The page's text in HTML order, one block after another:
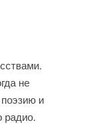
не
и
радио.